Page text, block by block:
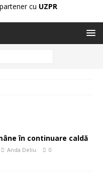
cu UZPR
în continuare caldă
Anda Deliu 0